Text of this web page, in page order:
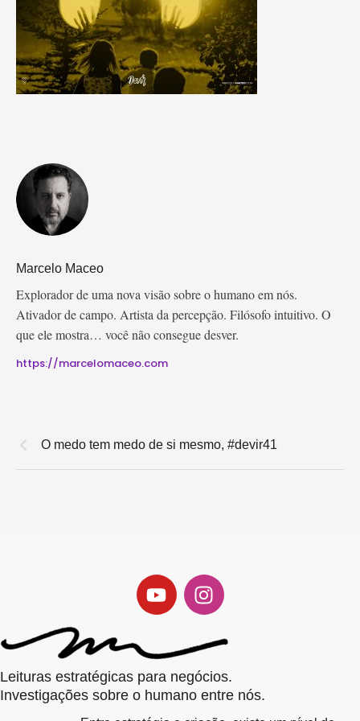
Marcelo Maceo
Explorador de uma nova visão sobre o humano em nós.
Ativador de campo. Artista da percepção. Filósofo intuitivo. O
que ele mostra… você não consegue desver.
https://marcelomaceo.com
O medo tem medo de si mesmo, #devir41
Leituras estratégicas para negócios.
Investigações sobre o humano entre nós.